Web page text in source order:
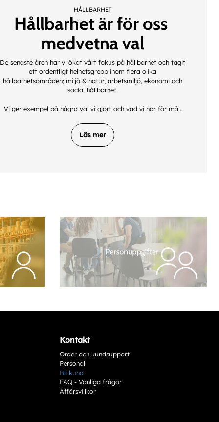
HÅLLBARHET
Hållbarhet är för oss
medvetna val
De senaste åren har vi ökat vårt fokus på hållbarhet och tagit
ett ordentligt helhetsgrepp inom flera olika
hållbarhetsområden; miljö & natur, arbetsmiljö, ekonomi och
social hållbarhet.
Vi ger exempel på några val vi gjort och vad vi har för mål.
Läs mer
Kontakt
Order och kundsupport
Personal
Bli kund
FAQ - Vanliga frågor
Affärsvillkor